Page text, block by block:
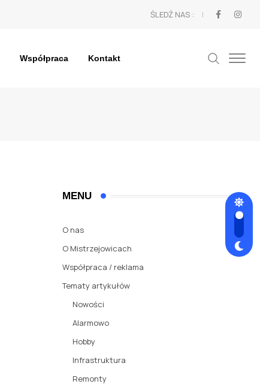
ŚLEDŹ NAS :
Współpraca Kontakt
MENU
O nas
O Mistrzejowicach
Współpraca / reklama
Tematy artykułów
Nowości
Alarmowo
Hobby
Infrastruktura
Remonty